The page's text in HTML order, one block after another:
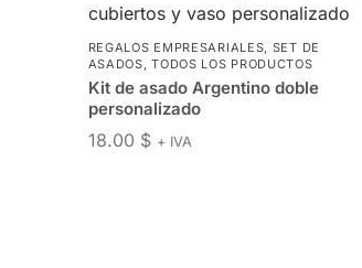
REGALOS EMPRESARIALES SET DE
ASADOS ,TODOS LOS PRODUCTOS
Kit de asado Argentino doble
personalizado
18.00 $ + IVA